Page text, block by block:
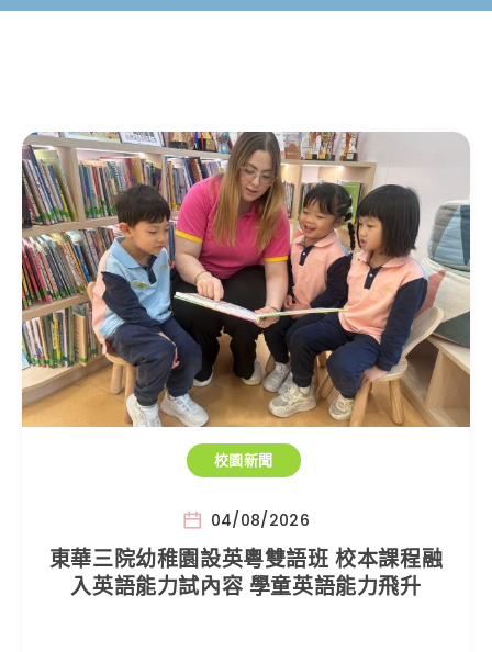
校園新聞
04/08/2026
東華三院幼稚園設英粵雙語班 校本課程融
入英語能力試內容 學童英語能力飛升